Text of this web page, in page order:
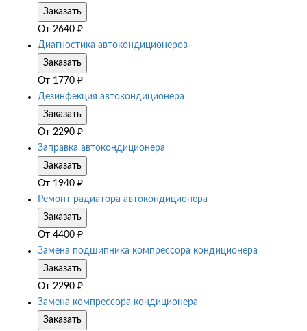
Заказать
От 2640 ₽
Диагностика автокондиционеров
Заказать
От 1770 ₽
Дезинфекция автокондиционера
Заказать
От 2290 ₽
Заправка автокондиционера
Заказать
От 1940 ₽
Ремонт радиатора автокондиционера
Заказать
От 4400 ₽
Замена подшипника компрессора кондиционера
Заказать
От 2290 ₽
Замена компрессора кондиционера
Заказать